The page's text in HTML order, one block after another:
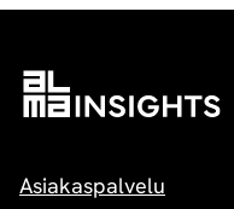
Asiakaspalvelu